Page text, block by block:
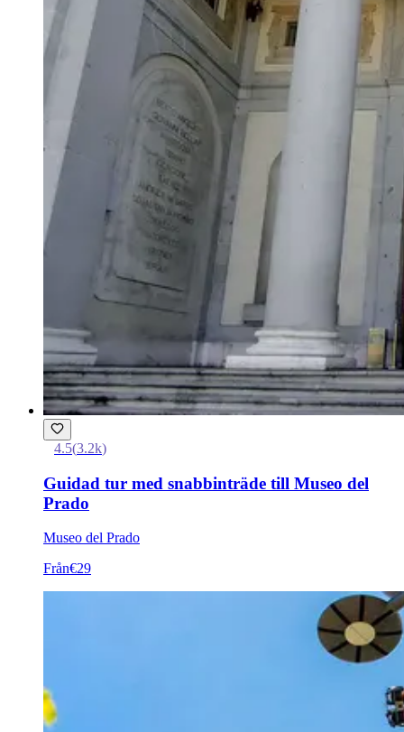
4.5(3.2k)
Guidad tur med snabbinträde till Museo del
Prado
Museo del Prado
Från€29